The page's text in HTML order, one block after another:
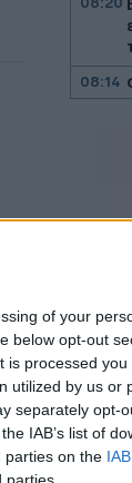
of your
below opt-out
is processed you
utilized by us or
separately opt-
IAB’s list of
parties on the
08:14
23:58
23:35